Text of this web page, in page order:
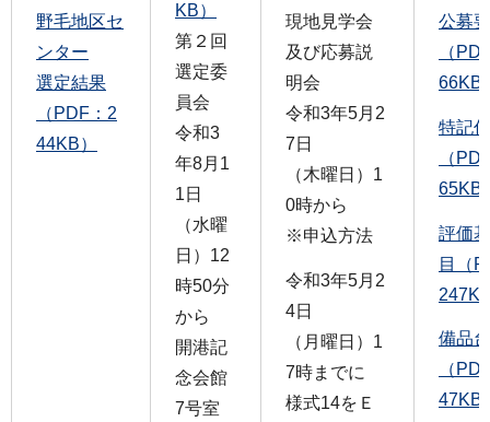
KB）
第２回
選定委
員会
令和3
年8月1
1日
（水曜
日）12
時50分
から
開港記
念会館
7号室
野毛地区セ
ンター
選定結果
（PDF：2
44KB）
現地見学会
及び応募説
明会
令和3年5月2
7日
（木曜日）1
0時から
※申込方法
令和3年5月2
4日
（月曜日）1
7時までに
様式14をＥ
公募
（
66KB
特記
（
65KB
評価
目（
備品
（
47KB